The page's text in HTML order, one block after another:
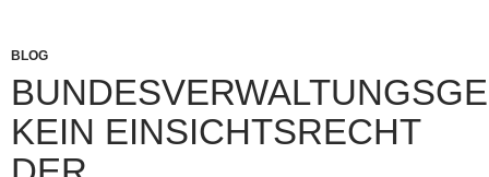
BLOG
KEIN EINSICHTSRECHT